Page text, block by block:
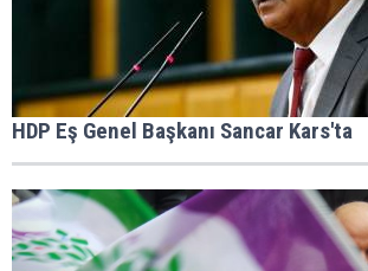
HDP Eş Genel Başkanı Sancar Kars'ta